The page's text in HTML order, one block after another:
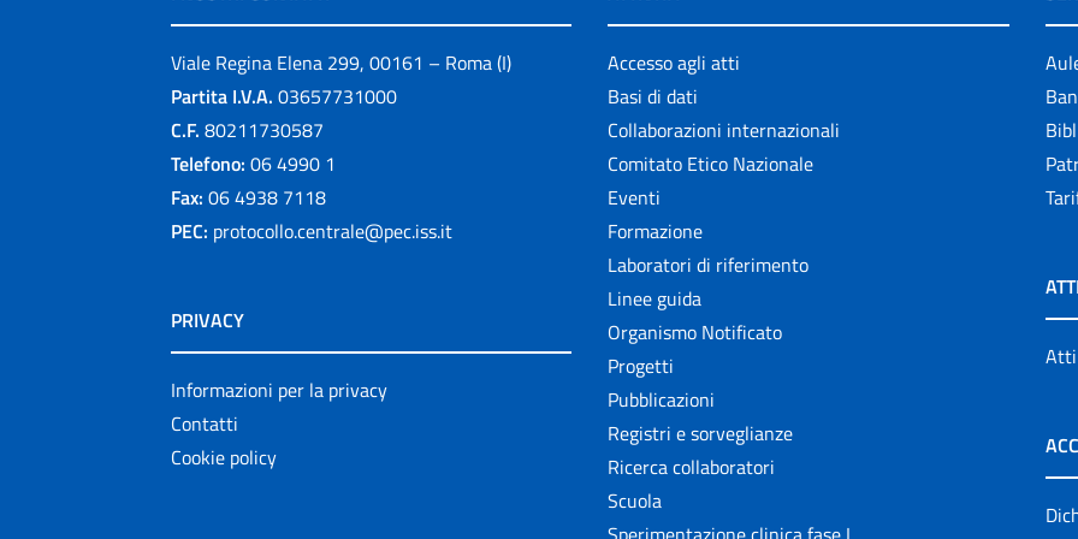
Viale Regina Elena 299, 00161 – Roma (I)
Partita I.V.A. 03657731000
C.F. 80211730587
Telefono: 06 4990 1
Fax: 06 4938 7118
PEC: protocollo.centrale@pec.iss.it
PRIVACY
Informazioni per la privacy
Contatti
Cookie policy
Accesso agli atti
Basi di dati
Collaborazioni internazionali
Comitato Etico Nazionale
Eventi
Formazione
Laboratori di riferimento
Linee guida
Organismo Notificato
Progetti
Pubblicazioni
Registri e sorveglianze
Ricerca collaboratori
Scuola
Atti